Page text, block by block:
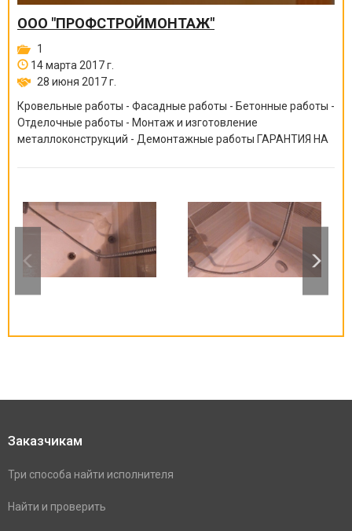
ООО "ПРОФСТРОЙМОНТАЖ"
1
14 марта 2017 г.
28 июня 2017 г.
Кровельные работы - Фасадные работы - Бетонные работы -
Отделочные работы - Монтаж и изготовление
металлоконструкций - Демонтажные работы ГАРАНТИЯ НА
Заказчикам
Три способа найти исполнителя
Найти и проверить